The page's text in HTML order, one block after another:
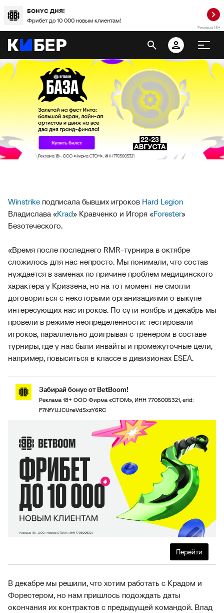
БОНУС ДНЯ!
Фрибет до 10 000 новым клиентам!
Реклама 18+
Winstrike подписала бывших игроков Hard Legion
Владислава «Krad» Кравченко и Игоря «Forester»
Безотеческого.
«Время после последнего RMR-турнира в октябре
сложилось для нас непросто. Мы понимали, что состав
нуждается в заменах по причине проблем медицинского
характера у Криззена, но на тот момент не смогли
договориться с некоторыми организациями о выкупе
интересующих нас игроков. По сути ноябрь и декабрь мы
провели в режиме неопределенности: тестировали
игроков, параллельно доигрывая с тренером в составе
турниры, где у нас были инвайты и промежуточные цели,
например, повыситься в классе в дивизионах ESEA.
Забирай бонус от BetBoom!
Реклама 18+ ООО Фирма «СТОМ», ИНН 7705005321, erid:
F7NfYUJCUneVdSxzY6RC
Перейти
В декабре мы решили, что хотим работать с Крадом и
Форестером, но нам пришлось подождать даты
окончания их контрактов с предыдущей командой. Влад